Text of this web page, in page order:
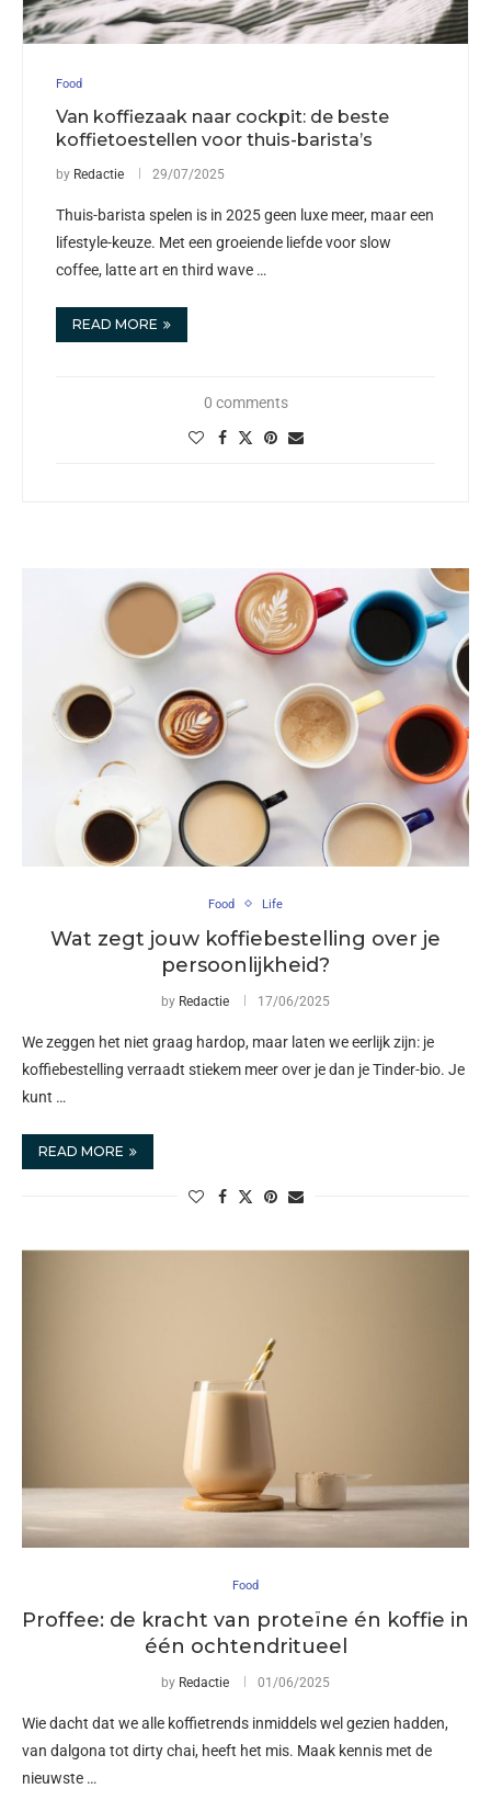
Food
Van koffiezaak naar cockpit: de beste
koffietoestellen voor thuis-barista’s
by Redactie 29/07/2025
Thuis-barista spelen is in 2025 geen luxe meer, maar een
lifestyle-keuze. Met een groeiende liefde voor slow
coffee, latte art en third wave …
READ MORE
0 comments
Food Life
Wat zegt jouw koffiebestelling over je
persoonlijkheid?
by Redactie 17/06/2025
We zeggen het niet graag hardop, maar laten we eerlijk zijn: je
koffiebestelling verraadt stiekem meer over je dan je Tinder-bio. Je
kunt …
READ MORE
Food
Proffee: de kracht van proteïne én koffie in
één ochtendritueel
by Redactie 01/06/2025
Wie dacht dat we alle koffietrends inmiddels wel gezien hadden,
van dalgona tot dirty chai, heeft het mis. Maak kennis met de
nieuwste …